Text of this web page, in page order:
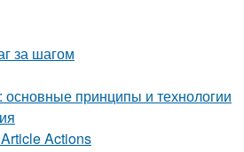
за шагом
принципы и технологии
Actions